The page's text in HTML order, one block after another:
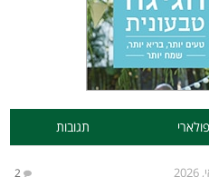
תגובות
2